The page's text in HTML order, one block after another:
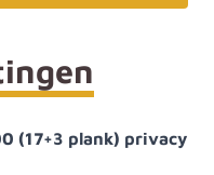
(17+3 plank) privacy